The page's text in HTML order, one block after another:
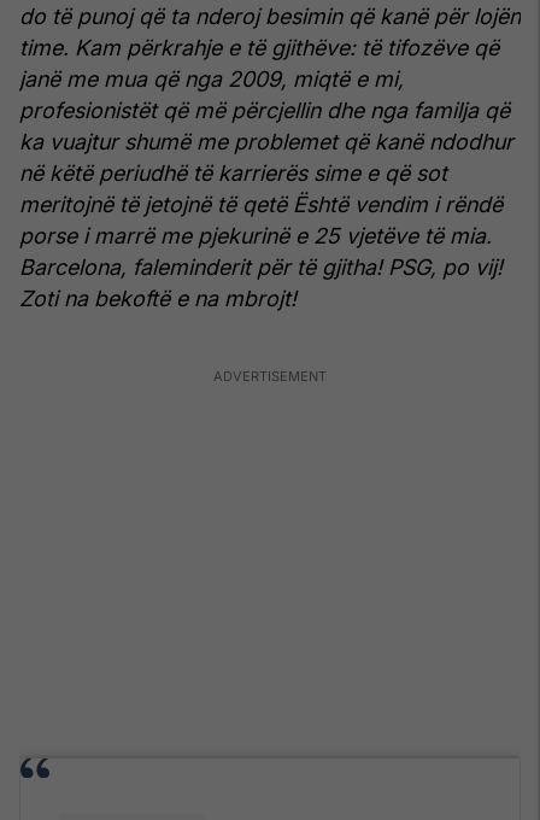
do të punoj që ta nderoj besimin që kanë për lojën
time. Kam përkrahje e të gjithëve: të tifozëve që
janë me mua që nga 2009, miqtë e mi,
profesionistët që më përcjellin dhe nga familja që
ka vuajtur shumë me problemet që kanë ndodhur
në këtë periudhë të karrierës sime e që sot
meritojnë të jetojnë të qetë Është vendim i rëndë
porse i marrë me pjekurinë e 25 vjetëve të mia.
Barcelona, faleminderit për të gjitha! PSG, po vij!
Zoti na bekoftë e na mbrojt!